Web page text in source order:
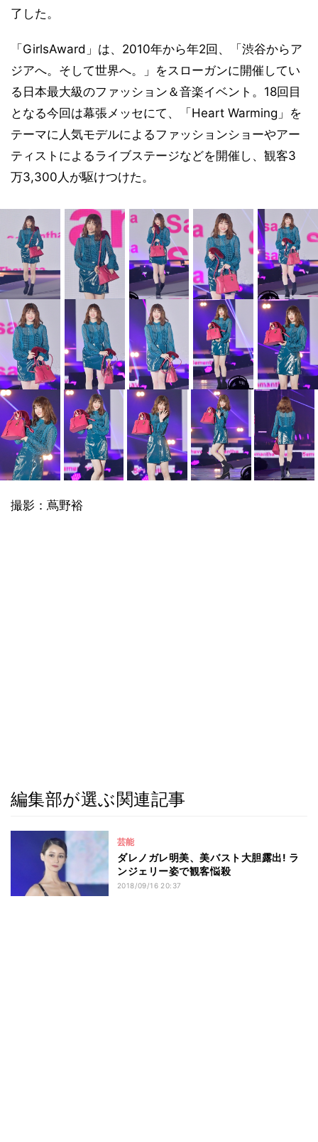
了した。
「GirlsAward」は、2010年から年2回、「渋谷からア
ジアへ。そして世界へ。」をスローガンに開催してい
る日本最大級のファッション＆音楽イベント。18回目
となる今回は幕張メッセにて、「Heart Warming」を
テーマに人気モデルによるファッションショーやアー
ティストによるライブステージなどを開催し、観客3
万3,300人が駆けつけた。
撮影：蔦野裕
編集部が選ぶ関連記事
芸能
ダレノガレ明美、美バスト大胆露出! ラ
ンジェリー姿で観客悩殺
2018/09/16 20:37